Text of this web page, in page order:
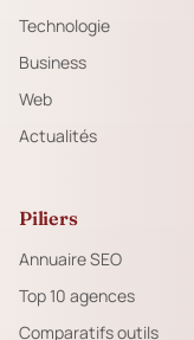
Technologie
Business
Web
Actualités
Piliers
Annuaire SEO
Top 10 agences
Comparatifs outils